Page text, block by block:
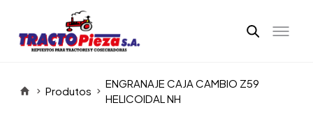
Produtos
ENGRANAJE CAJA CAMBIO Z59
HELICOIDAL NH